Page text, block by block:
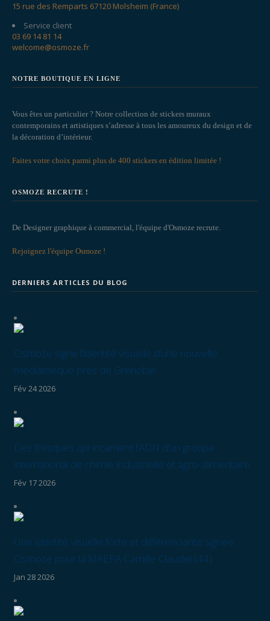
15 rue des Remparts 67120 Molsheim (France)
Service client
03 69 14 81 14
welcome@osmoze.fr
NOTRE BOUTIQUE EN LIGNE
Vous êtes un particulier ? Notre collection de stickers muraux
contemporains et artistiques s’adresse à tous les amoureux du design et de
la décoration d’intérieur.
Faites votre choix parmi plus de 400 stickers en édition limitée !
OSMOZE RECRUTE !
De Designer graphique à commercial, l'équipe d'Osmoze recrute.
Rejoignez l'équipe Osmoze !
DERNIERS ARTICLES DU BLOG
Osmoze signe l’identité visuelle d’une nouvelle
médiathèque près de Grenoble
Fév 24 2026
Des fresques qui incarnent l’ADN d’un groupe
international de chimie industrielle et agro-alimentaire
Fév 17 2026
Une identité visuelle forte et différenciante signée
Osmoze pour la MAEPA Camille Claudel (44)
Jan 28 2026